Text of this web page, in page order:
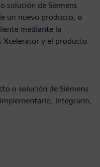
solución de Siemens
un nuevo producto, o
mediante la
Xcelerator y el producto
o solución de Siemens
integrarlo,